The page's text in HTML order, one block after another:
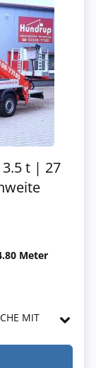
3.5 t | 27
Meter
MIT